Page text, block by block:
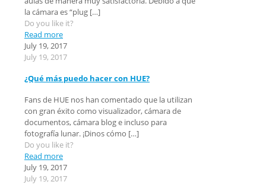
la cámara es “plug […]
Do you like it?
Read more
July 19, 2017
July 19, 2017
¿Qué más puedo hacer con HUE?
Fans de HUE nos han comentado que la utilizan
con gran éxito como visualizador, cámara de
documentos, cámara blog e incluso para
fotografía lunar. ¡Dinos cómo […]
Do you like it?
Read more
July 19, 2017
July 19, 2017